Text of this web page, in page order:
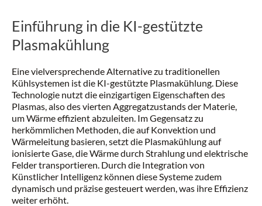
Einführung in die KI-gestützte
Plasmakühlung
Eine vielversprechende Alternative zu traditionellen
Kühlsystemen ist die KI-gestützte Plasmakühlung. Diese
Technologie nutzt die einzigartigen Eigenschaften des
Plasmas, also des vierten Aggregatzustands der Materie,
um Wärme effizient abzuleiten. Im Gegensatz zu
herkömmlichen Methoden, die auf Konvektion und
Wärmeleitung basieren, setzt die Plasmakühlung auf
ionisierte Gase, die Wärme durch Strahlung und elektrische
Felder transportieren. Durch die Integration von
Künstlicher Intelligenz können diese Systeme zudem
dynamisch und präzise gesteuert werden, was ihre Effizienz
weiter erhöht.